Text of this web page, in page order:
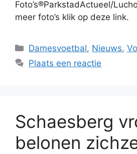
Foto’s®ParkstadActueel/
meer foto’s klik op deze link.
Categorieën
Damesvoetbal, Nieuws,
Plaats een reactie
Schaesberg
belonen